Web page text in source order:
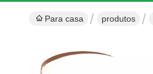
Para casa produtos